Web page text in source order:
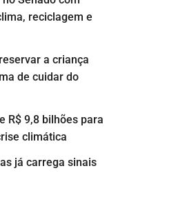
reciclagem e
a criança
de cuidar do
R$ 9,8 bilhões para
climática
já carrega sinais